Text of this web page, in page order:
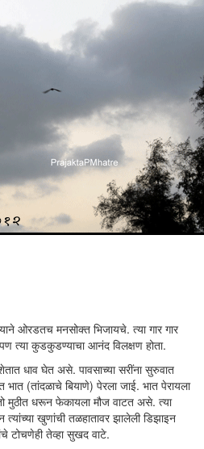
ओरडतच मनसोक्त भिजायचे. त्या गार गार
त्या कुडकुडण्याचा आनंद विलक्षण होता.
धाव घेत असे. पावसाच्या सरींना सुरुवात
भात (तांदळाचे बियाणे) पेरला जाई. भात पेरायला
धरून फेकायला मौज वाटत असे. त्या
खुणांची तळहातावर झालेली डिझाइन
टोचणेही तेव्हा सुखद वाटे.